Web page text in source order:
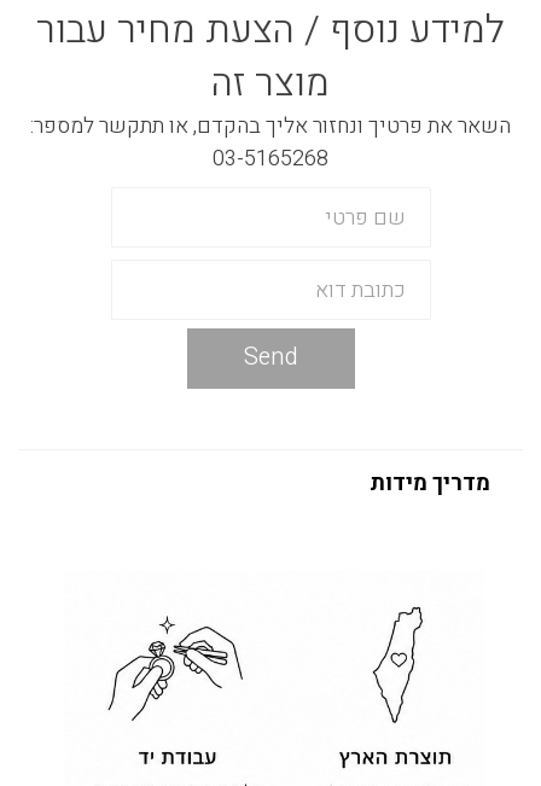
למידע נוסף / הצעת מחיר עבור
מוצר זה
השאר את פרטיך ונחזור אליך בהקדם, או תתקשר למספר:
03-5165268
Send
מדריך מידות